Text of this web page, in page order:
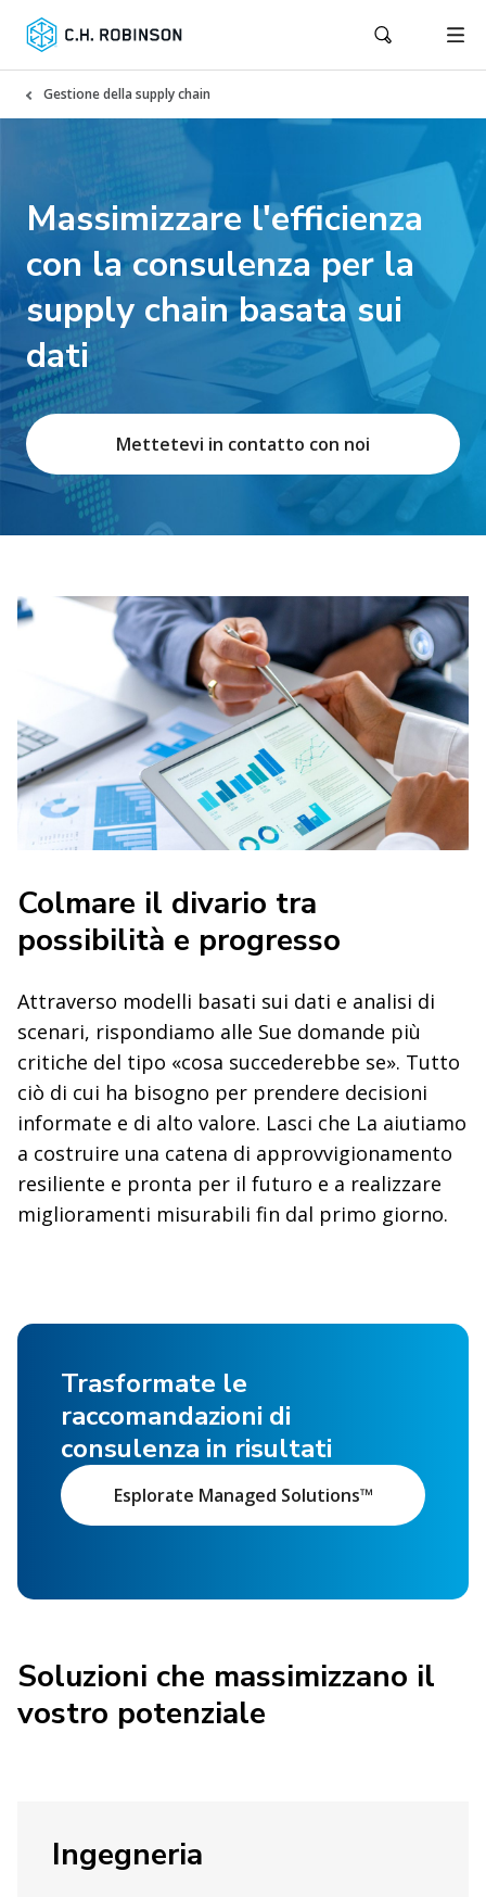
Gestione della supply chain
Massimizzare l'efficienza
con la consulenza per la
supply chain basata sui
dati
Mettetevi in contatto con noi
Colmare il divario tra
possibilità e progresso
Attraverso modelli basati sui dati e analisi di
scenari, rispondiamo alle Sue domande più
critiche del tipo «cosa succederebbe se». Tutto
ciò di cui ha bisogno per prendere decisioni
informate e di alto valore. Lasci che La aiutiamo
a costruire una catena di approvvigionamento
resiliente e pronta per il futuro e a realizzare
miglioramenti misurabili fin dal primo giorno.
Trasformate le
raccomandazioni di
consulenza in risultati
Esplorate Managed Solutions™
Soluzioni che massimizzano il
vostro potenziale
Ingegneria